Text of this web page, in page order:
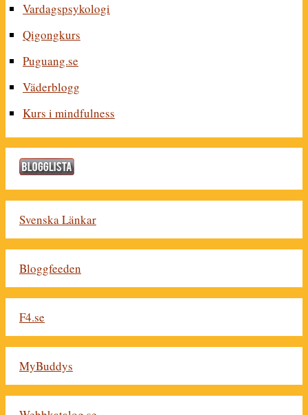
Vardagspsykologi
Qigongkurs
Puguang.se
Väderblogg
Kurs i mindfulness
Svenska Länkar
Bloggfeeden
F4.se
MyBuddys